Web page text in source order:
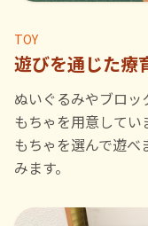
TOY
遊びを通じた療
ぬいぐるみやブロッ
もちゃを用意してい
もちゃを選んで遊べ
みます。